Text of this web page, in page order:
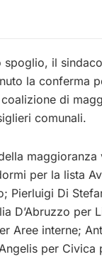
il
la conferma
di
comunali.
per la lista
Pierluigi Di
D’Abruzzo per
Aree interne;
per